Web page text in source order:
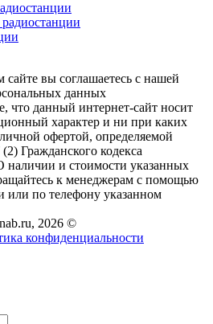
сайте вы соглашаетесь с нашей
данных
что данный интернет-сайт носит
характер и ни при каких
офертой, определяемой
Гражданского кодекса
наличии и стоимости указанных
к менеджерам с помощью
или по телефону указанном
2026 ©
конфиденциальности